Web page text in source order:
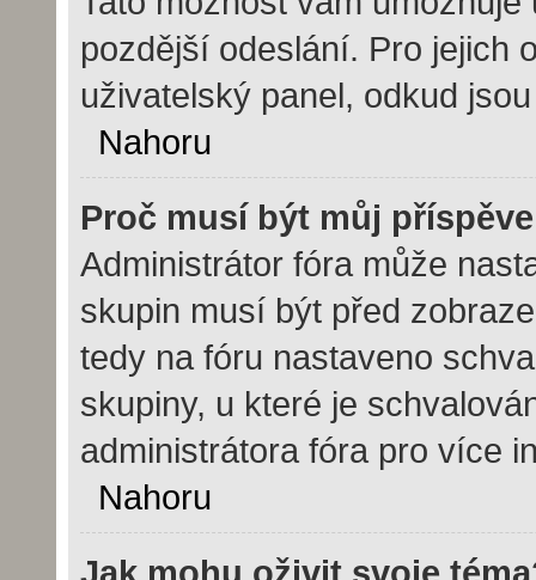
pozdější odeslání. Pro jejich
uživatelský panel, odkud
Nahoru
Proč musí být můj
Administrátor fóra může
skupin musí být před
tedy na fóru nastaveno
skupiny, u které je
administrátora fóra pro více
Nahoru